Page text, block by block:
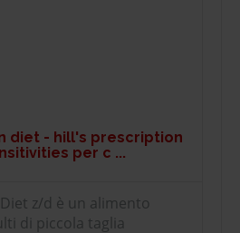
diet - hill's prescription
per c ...
z/d è un alimento
di piccola taglia